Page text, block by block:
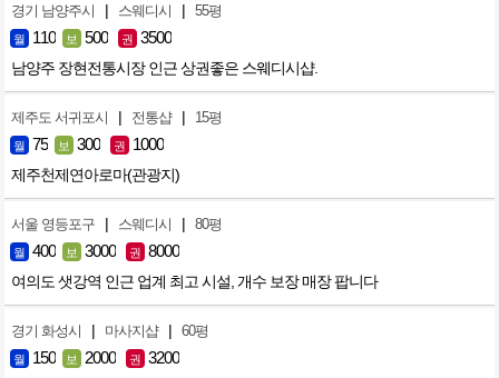
경기 남양주시 | 스웨디시 | 55평
월 110 보 500 권 3500
남양주 장현전통시장 인근 상권좋은 스웨디시샵.
제주도 서귀포시 | 전통샵 | 15평
월 75 보 300 권 1000
제주천제연아로마(관광지)
서울 영등포구 | 스웨디시 | 80평
월 400 보 3000 권 8000
여의도 샛강역 인근 업계 최고 시설, 개수 보장 매장 팝니다
경기 화성시 | 마사지샵 | 60평
월 150 보 2000 권 3200